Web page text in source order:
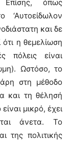
Επίσης, όπως
‘Αυτοείδωλον
και δε
ότι η θεμελίωση
πόλεις είναι
Ωστόσο, το
στη μέθοδο
και τη θέλησή
μικρό, έχει
άνετα. Το
της πολιτικής